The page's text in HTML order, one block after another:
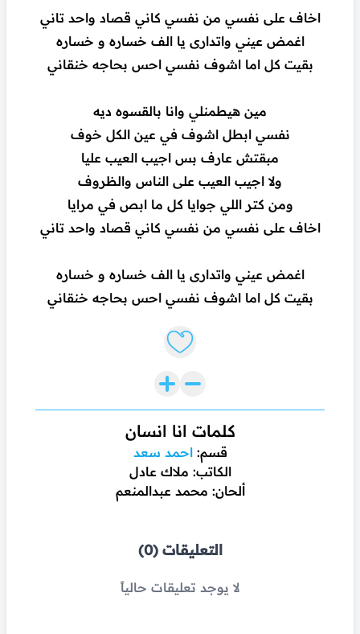
اخاف على نفسي من نفسي كاني قصاد واحد تاني
اغمض عيني واتدارى يا الف خساره و خساره
بقيت كل اما اشوف نفسي احس بحاجه خنقاني
مين هيطمنلي وانا بالقسوه ديه
نفسي ابطل اشوف في عين الكل خوف
مبقتش عارف بس اجيب العيب عليا
ولا اجيب العيب على الناس والظروف
ومن كتر اللي جوايا كل ما ابص في مرايا
اخاف على نفسي من نفسي كاني قصاد واحد تاني
اغمض عيني واتدارى يا الف خساره و خساره
بقيت كل اما اشوف نفسي احس بحاجه خنقاني
Like lyrics
كلمات انا انسان
قسم:احمد سعد
الكاتب: ملاك عادل
ألحان: محمد عبدالمنعم
التعليقات (0)
لا يوجد تعليقات حالياً